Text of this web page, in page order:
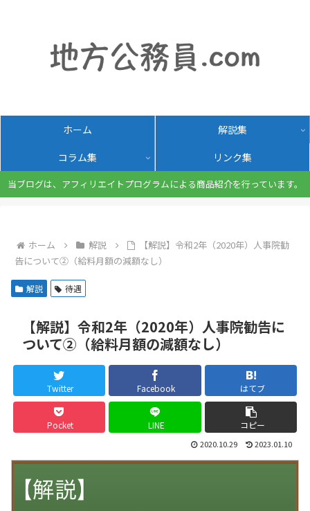
ホーム
解説集
コラム集
リンク集
当ブログは、アフィリエイトプログラムによる商品紹介を行っています。
ホーム 解説
【解説】令和2年（2020年）人事院勧
告について②（給料月額の減額なし）
解説 待遇
【解説】令和2年（2020年）人事院勧告に
ついて②（給料月額の減額なし）
Twitter Facebook はてブ
Pocket LINE コピー
2020.10.29 2023.01.10